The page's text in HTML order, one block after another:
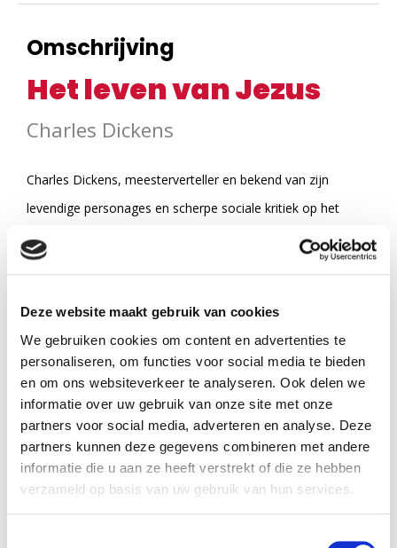
Deze website maakt gebruik van cookies
We gebruiken cookies om content en advertenties te
personaliseren, om functies voor social media te bieden
en om ons websiteverkeer te analyseren. Ook delen we
informatie over uw gebruik van onze site met onze
partners voor social media, adverteren en analyse. Deze
partners kunnen deze gegevens combineren met andere
informatie die u aan ze heeft verstrekt of die ze hebben
verzameld op basis van uw gebruik van hun services.
Omschrijving
Het leven van Jezus
Charles Dickens
Charles Dickens, meesterverteller en bekend van zijn
levendige personages en scherpe sociale kritiek op het
victoriaanse Engeland, schreef een minder bekend maar
fascinerend persoonlijk geloofsrelaas: 'The Life of Our
pas in 1934 gepubliceerd, is een opvallend buitenbeentje in
zijn omvangrijke oeuvre. Het boek biedt een unieke inkijk in
Dickens' persoonlijke geloof. In eenvoudige en hartelijke
taal presenteert Dickens Jezus als de belichaming van
goedheid, rechtvaardigheid en naastenliefde, wars van
dogmatiek. Ter gelegenheid van de verschijning van de
animatiefilm 'King of Kings', een bewerking van het boek,